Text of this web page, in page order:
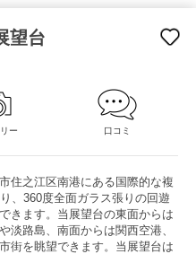
望台
ー 口コミ
住之江区南港にある国際的な複
、360度全面ガラス張りの回遊
きます。当展望台の東面からは
淡路島、南面からは関西空港、
街を眺望できます。当展望台は